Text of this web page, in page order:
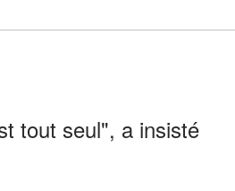
tout seul", a insisté